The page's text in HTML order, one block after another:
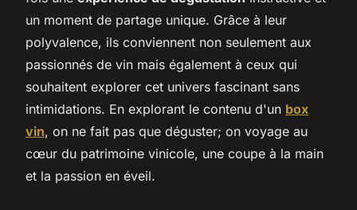
un moment de partage unique. Grâce à leur
polyvalence, ils conviennent non seulement aux
passionnés de vin mais également à ceux qui
souhaitent explorer cet univers fascinant sans
intimidations. En explorant le contenu d'un box
vin, on ne fait pas que déguster; on voyage au
cœur du patrimoine vinicole, une coupe à la main
et la passion en éveil.